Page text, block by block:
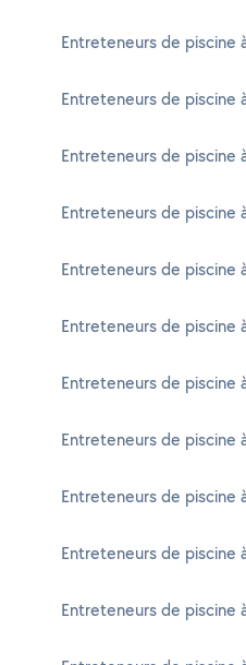
Entreteneurs de piscine
Entreteneurs de piscine
Entreteneurs de piscine
Entreteneurs de piscine
Entreteneurs de piscine
Entreteneurs de piscine
Entreteneurs de piscine
Entreteneurs de piscine
Entreteneurs de piscine
Entreteneurs de piscine
Entreteneurs de piscine